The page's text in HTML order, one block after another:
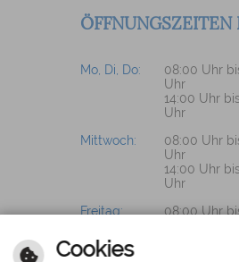
ÖFFNUNGSZEITEN
Mo, Di, Do:
08:00 Uhr
Uhr
14:00 Uhr
Uhr
Mittwoch:
08:00 Uhr
Uhr
14:00 Uhr
Uhr
Freitag:
08:00 Uhr
Cookies